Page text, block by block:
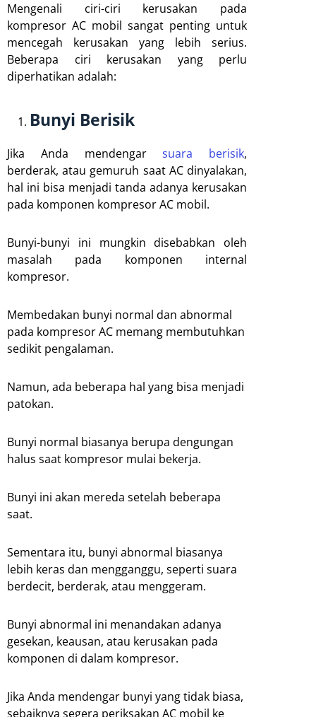
Mengenali ciri-ciri kerusakan pada
kompresor AC mobil sangat penting untuk
mencegah kerusakan yang lebih serius.
Beberapa ciri kerusakan yang perlu
diperhatikan adalah:
Bunyi Berisik
Jika Anda mendengarsuara berisik,
berderak, atau gemuruh saat AC dinyalakan,
hal ini bisa menjadi tanda adanya kerusakan
pada komponen kompresor AC mobil.
Bunyi-bunyi ini mungkin disebabkan oleh
masalah pada komponen internal
kompresor.
Membedakan bunyi normal dan abnormal
pada kompresor AC memang membutuhkan
sedikit pengalaman.
Namun, ada beberapa hal yang bisa menjadi
patokan.
Bunyi normal biasanya berupa dengungan
halus saat kompresor mulai bekerja.
Bunyi ini akan mereda setelah beberapa
saat.
Sementara itu, bunyi abnormal biasanya
lebih keras dan mengganggu, seperti suara
berdecit, berderak, atau menggeram.
Bunyi abnormal ini menandakan adanya
gesekan, keausan, atau kerusakan pada
komponen di dalam kompresor.
Jika Anda mendengar bunyi yang tidak biasa,
sebaiknya segera periksakan AC mobil ke